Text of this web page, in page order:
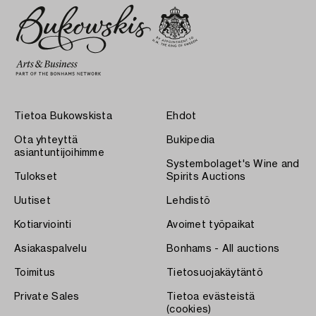
Tietoa Bukowskista
Ota yhteyttä
asiantuntijoihimme
Tulokset
Uutiset
Kotiarviointi
Asiakaspalvelu
Toimitus
Private Sales
Ehdot
Bukipedia
Systembolaget's Wine and
Spirits Auctions
Lehdistö
Avoimet työpaikat
Bonhams - All auctions
Tietosuojakäytäntö
Tietoa evästeistä
(cookies)